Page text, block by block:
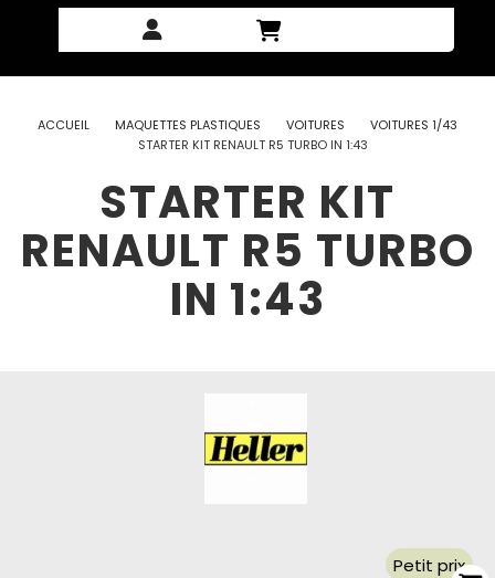
ACCUEIL MAQUETTES PLASTIQUES VOITURES
VOITURES 1/43
STARTER KIT RENAULT R5 TURBO IN 1:43
STARTER KIT
RENAULT R5 TURBO
IN 1:43
Petit prix